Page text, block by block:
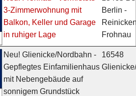
3-Zimmerwohnung mit
Balkon, Keller und Garage
in ruhiger Lage
Berlin -
Frohnau
Neu! Glienicke/Nordbahn -
Gepflegtes Einfamilienhaus
mit Nebengebäude auf
sonnigem Grundstück
16548